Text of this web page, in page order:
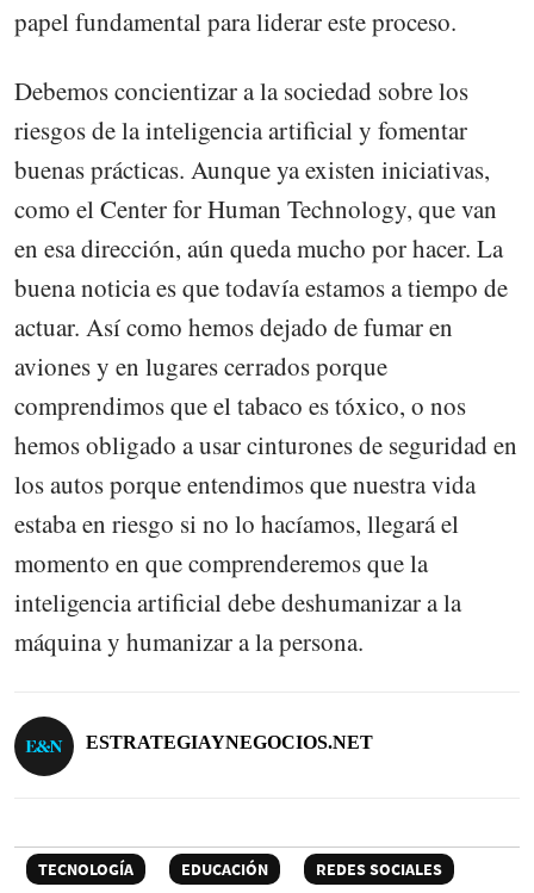
papel fundamental para liderar este proceso.
Debemos concientizar a la sociedad sobre los
riesgos de la inteligencia artificial y fomentar
buenas prácticas. Aunque ya existen iniciativas,
como el Center for Human Technology, que van
en esa dirección, aún queda mucho por hacer. La
buena noticia es que todavía estamos a tiempo de
actuar. Así como hemos dejado de fumar en
aviones y en lugares cerrados porque
comprendimos que el tabaco es tóxico, o nos
hemos obligado a usar cinturones de seguridad en
los autos porque entendimos que nuestra vida
estaba en riesgo si no lo hacíamos, llegará el
momento en que comprenderemos que la
inteligencia artificial debe deshumanizar a la
máquina y humanizar a la persona.
ESTRATEGIAYNEGOCIOS.NET
TECNOLOGÍA EDUCACIÓN
REDES SOCIALES